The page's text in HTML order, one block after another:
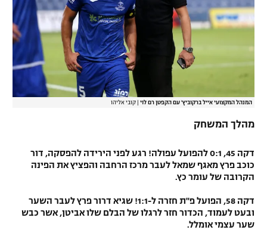
המנהל המקצועי אייל ברקוביץ' עם הקפטן רם לוי קובי אליהו
מהלך המשחק
דקה 45, 0:1 להפועל עפולה! רגע לפני הירידה להפסקה, דור
כוכב פרץ מאגף שמאל לעבר מרכז הרחבה והפציץ את הפינה
הקרובה של עומר כץ.
דקה 58, הפועל פ"ת חזרה ל-1:1! שגיא דרור פרץ לעבר השער
ובעט לעמוד, הכדור חזר לרגלו של הבלם שלו אביטן, אשר כבש
שער עצמי אומלל.